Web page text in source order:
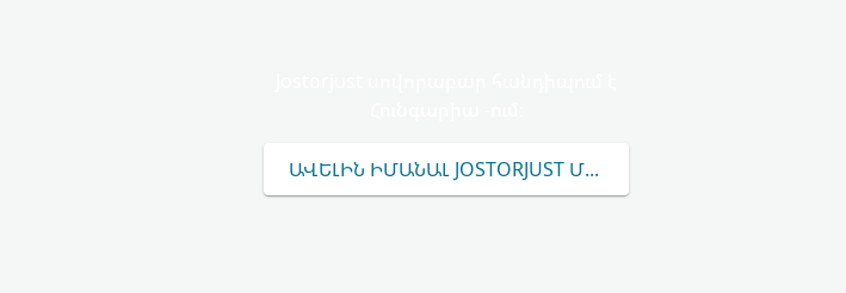
ԱՎԵԼԻՆ ԻՄԱՆԱԼ JOSTORJUST ՄԱՍԻՆ